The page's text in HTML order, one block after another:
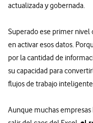
actualizada y gobernada.
Superado ese primer
en activar esos datos.
por la cantidad de
su capacidad para
flujos de trabajo
Aunque muchas